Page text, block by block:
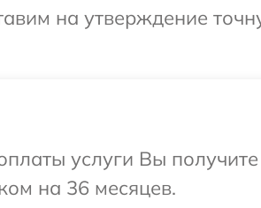
на утверждение
услуги Вы
на 36 месяцев.